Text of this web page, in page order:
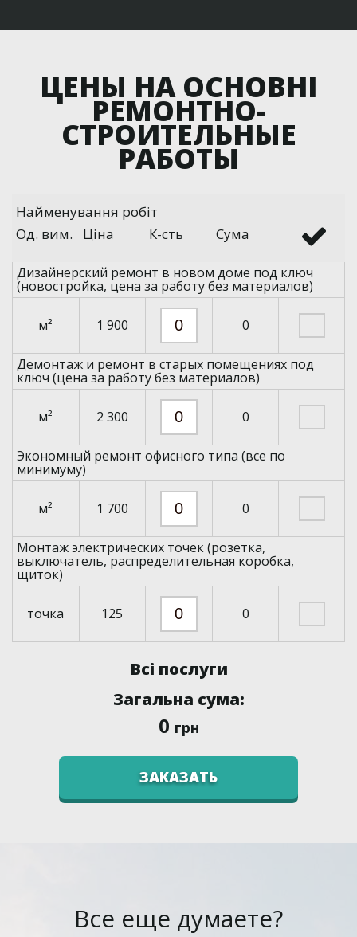
ЦЕНЫ НА ОСНОВНІ
РЕМОНТНО-
СТРОИТЕЛЬНЫЕ
РАБОТЫ
Найменування робіт
Од. вим.
Ціна К-сть Сума
Дизайнерский ремонт в новом доме под ключ
(новостройка, цена за работу без материалов)
м² 1 900 0
Демонтаж и ремонт в старых помещениях под
ключ (цена за работу без материалов)
м² 2 300 0
Экономный ремонт офисного типа (все по
минимуму)
м² 1 700 0
Монтаж электрических точек (розетка,
выключатель, распределительная коробка,
щиток)
точка 125 0
Всі послуги
Загальна сума:
0 грн
ЗАКАЗАТЬ
Все еще думаете?